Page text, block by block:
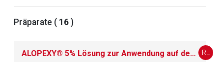
Präparate ( 16 )
ALOPEXY® 5% Lösung zur Anwendung auf der Haut
RL
Der von Ihnen aufgerufene Link öffnet eine externe Web-
Betreiber verantwortlich. Ebenso gelten dort ggf. andere
Datenschutzbestimmungen.